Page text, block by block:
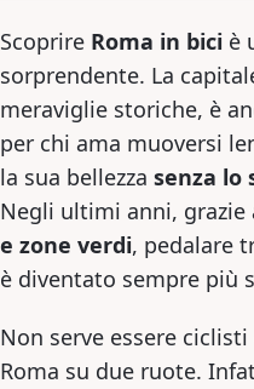
Scoprire Roma in bici è
sorprendente. La
meraviglie storiche, è
per chi ama muoversi
la sua bellezza senza lo
Negli ultimi anni, grazie
e zone verdi, pedalare
è diventato sempre più
Non serve essere
Roma su due ruote.